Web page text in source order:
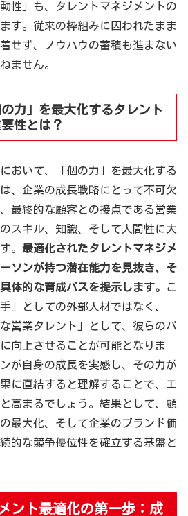
性」も、タレントマネジメントの
す。従来の枠組みに囚われたまま
せず、ノウハウの蓄積も進まない
ません。
力」を最大化するタレント
性とは？
おいて、「個の力」を最大化する
、企業の成長戦略にとって不可欠
最終的な顧客との接点である営業
スキル、知識、そして人間性に大
。 最適化されたタレントマネジメ
ソンが持つ潜在能力を見抜き、そ
体的な育成パスを提示します。
こ
」としての外部人材ではなく、
営業タレント」として、彼らのパ
向上させることが可能となりま
が自身の成長を実感し、その力が
に直結すると理解することで、エ
高まるでしょう。結果として、顧
最大化、そして企業のブランド価
的な競争優位性を確立する基盤と
ント最適化の第一歩：成